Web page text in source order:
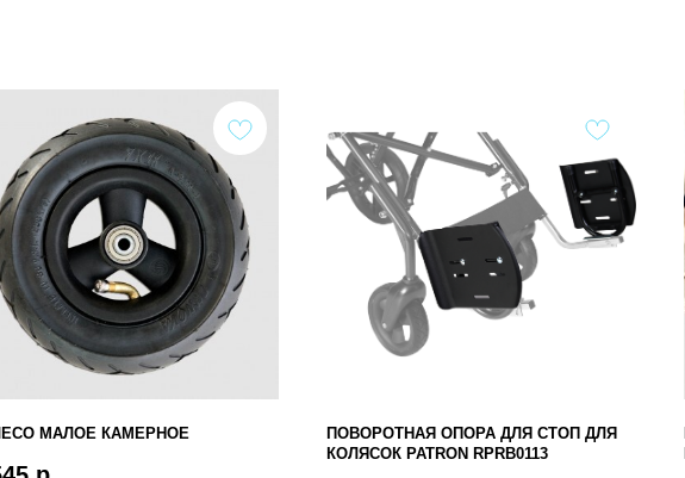
МАЛОЕ КАМЕРНОЕ
ПОВОРОТНАЯ ОПОРА ДЛЯ СТОП ДЛЯ
КОЛЯСОК PATRON RPRB0113